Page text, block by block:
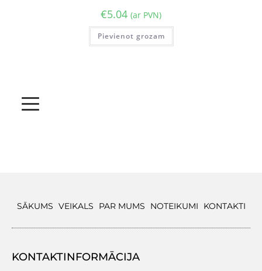
€5.04 (ar PVN)
Pievienot grozam
SĀKUMS VEIKALS PAR MUMS NOTEIKUMI KONTAKTI
KONTAKTINFORMĀCIJA